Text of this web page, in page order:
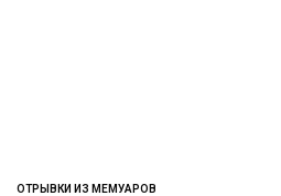
ОТРЫВКИ ИЗ МЕМУАРОВ